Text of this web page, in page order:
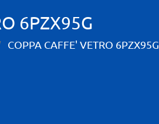
6PZX95G
COPPA CAFFE' VETRO 6PZX95G